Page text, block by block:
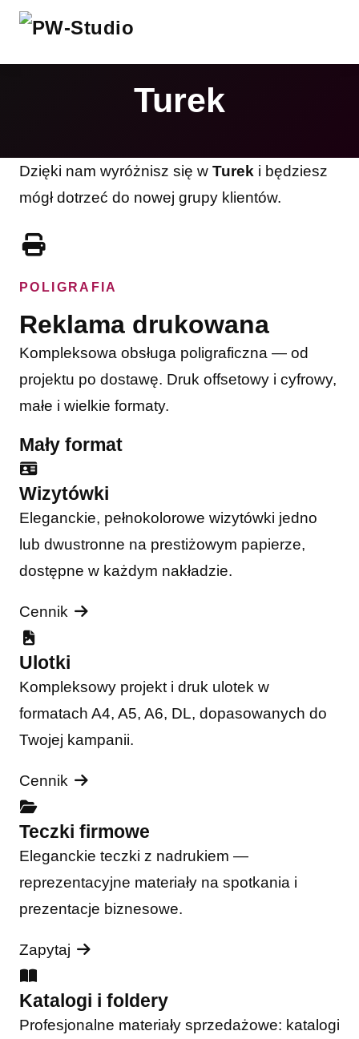
Turek
Dzięki nam wyróżnisz się w Turek i będziesz
mógł dotrzeć do nowej grupy klientów.
POLIGRAFIA
Reklama drukowana
Kompleksowa obsługa poligraficzna — od
projektu po dostawę. Druk offsetowy i cyfrowy,
małe i wielkie formaty.
Mały format
Wizytówki
Eleganckie, pełnokolorowe wizytówki jedno
lub dwustronne na prestiżowym papierze,
dostępne w każdym nakładzie.
Cennik
Ulotki
Kompleksowy projekt i druk ulotek w
formatach A4, A5, A6, DL, dopasowanych do
Twojej kampanii.
Cennik
Teczki firmowe
Eleganckie teczki z nadrukiem —
reprezentacyjne materiały na spotkania i
prezentacje biznesowe.
Zapytaj
Katalogi i foldery
Profesjonalne materiały sprzedażowe: katalogi